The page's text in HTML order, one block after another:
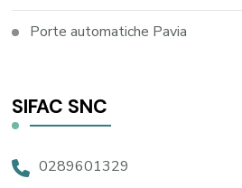
Porte automatiche Pavia
SIFAC SNC
0289601329